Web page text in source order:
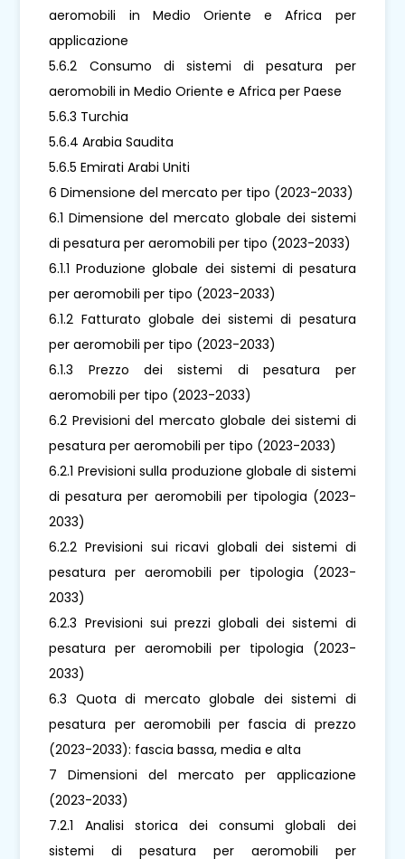
aeromobili in Medio Oriente e Africa per
applicazione
5.6.2 Consumo di sistemi di pesatura per
aeromobili in Medio Oriente e Africa per Paese
5.6.3 Turchia
5.6.4 Arabia Saudita
5.6.5 Emirati Arabi Uniti
6 Dimensione del mercato per tipo (2023-2033)
6.1 Dimensione del mercato globale dei sistemi
di pesatura per aeromobili per tipo (2023-2033)
6.1.1 Produzione globale dei sistemi di pesatura
per aeromobili per tipo (2023-2033)
6.1.2 Fatturato globale dei sistemi di pesatura
per aeromobili per tipo (2023-2033)
6.1.3 Prezzo dei sistemi di pesatura per
aeromobili per tipo (2023-2033)
6.2 Previsioni del mercato globale dei sistemi di
pesatura per aeromobili per tipo (2023-2033)
6.2.1 Previsioni sulla produzione globale di sistemi
di pesatura per aeromobili per tipologia (2023-
2033)
6.2.2 Previsioni sui ricavi globali dei sistemi di
pesatura per aeromobili per tipologia (2023-
2033)
6.2.3 Previsioni sui prezzi globali dei sistemi di
pesatura per aeromobili per tipologia (2023-
2033)
6.3 Quota di mercato globale dei sistemi di
pesatura per aeromobili per fascia di prezzo
(2023-2033): fascia bassa, media e alta
7 Dimensioni del mercato per applicazione
(2023-2033)
7.2.1 Analisi storica dei consumi globali dei
sistemi di pesatura per aeromobili per